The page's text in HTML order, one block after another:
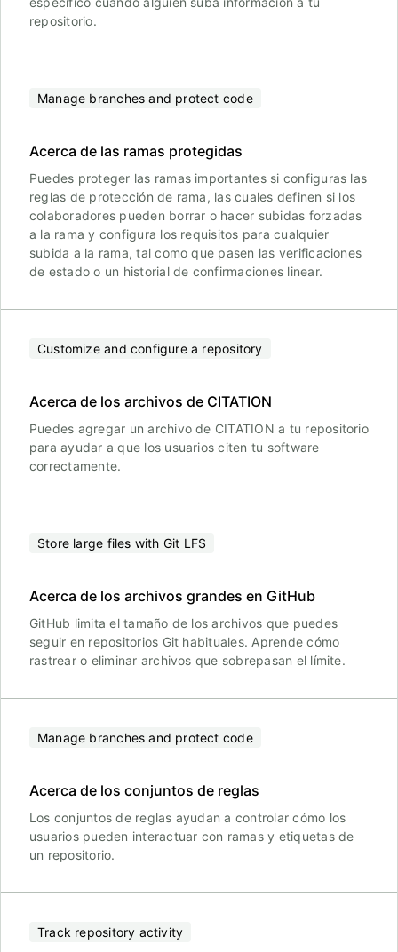
repositorio.
Manage branches and protect code
Acerca de las ramas protegidas
Puedes proteger las ramas importantes si configuras las
reglas de protección de rama, las cuales definen si los
colaboradores pueden borrar o hacer subidas forzadas
a la rama y configura los requisitos para cualquier
subida a la rama, tal como que pasen las verificaciones
de estado o un historial de confirmaciones linear.
Customize and configure a repository
Acerca de los archivos de CITATION
Puedes agregar un archivo de CITATION a tu repositorio
para ayudar a que los usuarios citen tu software
correctamente.
Store large files with Git LFS
Acerca de los archivos grandes en GitHub
GitHub limita el tamaño de los archivos que puedes
seguir en repositorios Git habituales. Aprende cómo
rastrear o eliminar archivos que sobrepasan el límite.
Manage branches and protect code
Acerca de los conjuntos de reglas
Los conjuntos de reglas ayudan a controlar cómo los
usuarios pueden interactuar con ramas y etiquetas de
un repositorio.
Track repository activity